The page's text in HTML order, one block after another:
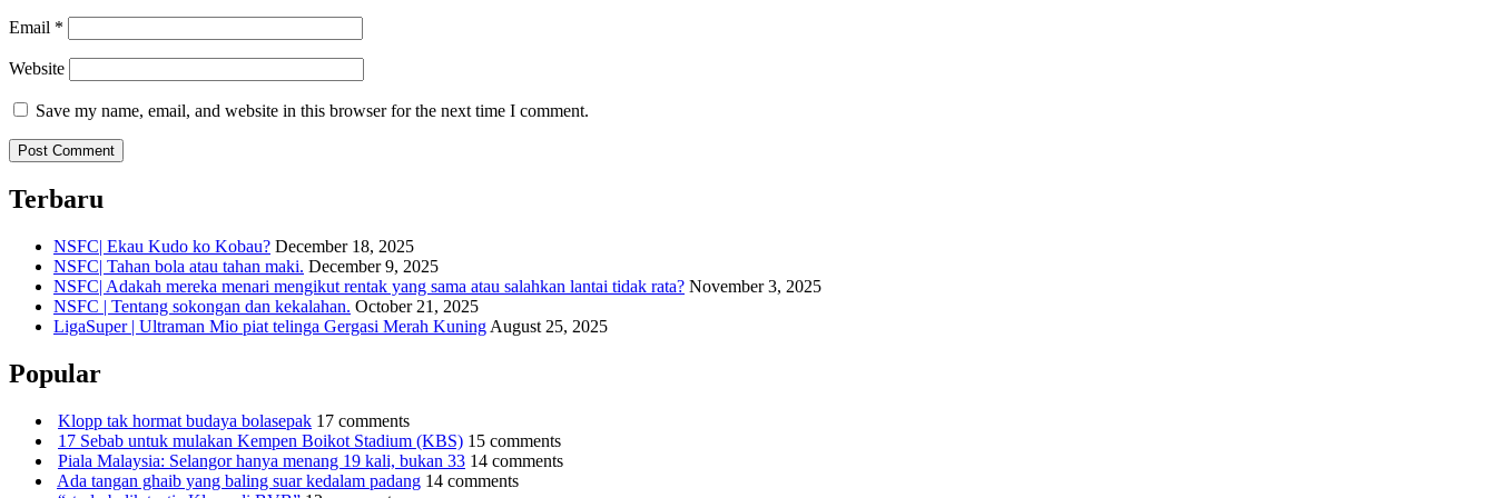
Email *
Website
Save my name, email, and website in this browser for the next time I comment.
Terbaru
NSFC| Ekau Kudo ko Kobau? December 18, 2025
NSFC| Tahan bola atau tahan maki. December 9, 2025
NSFC| Adakah mereka menari mengikut rentak yang sama atau salahkan lantai tidak rata? November 3, 2025
NSFC | Tentang sokongan dan kekalahan. October 21, 2025
LigaSuper | Ultraman Mio piat telinga Gergasi Merah Kuning August 25, 2025
Popular
Klopp tak hormat budaya bolasepak 17 comments
17 Sebab untuk mulakan Kempen Boikot Stadium (KBS) 15 comments
Piala Malaysia: Selangor hanya menang 19 kali, bukan 33 14 comments
Ada tangan ghaib yang baling suar kedalam padang 14 comments